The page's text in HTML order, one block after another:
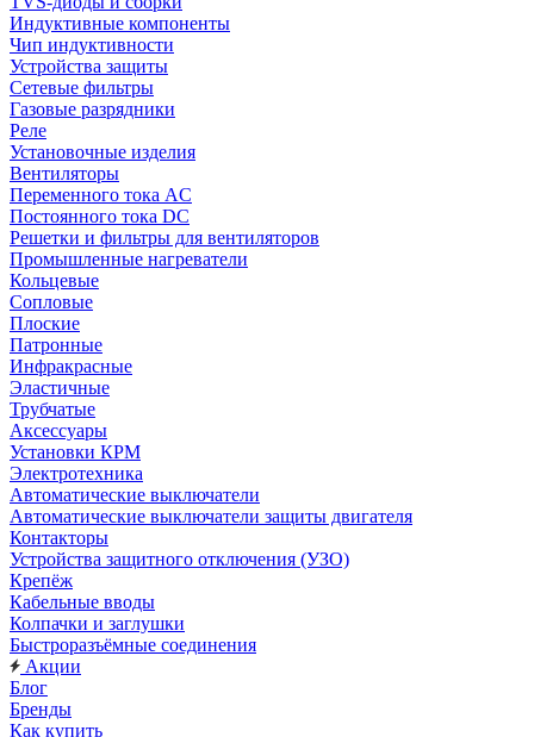
Индуктивные компоненты
Чип индуктивности
Устройства защиты
Сетевые фильтры
Газовые разрядники
Реле
Установочные изделия
Вентиляторы
Переменного тока AC
Постоянного тока DC
Решетки и фильтры для вентиляторов
Промышленные нагреватели
Кольцевые
Сопловые
Плоские
Патронные
Инфракрасные
Эластичные
Трубчатые
Аксессуары
Установки КРМ
Электротехника
Автоматические выключатели
Автоматические выключатели защиты двигателя
Контакторы
Устройства защитного отключения (УЗО)
Крепёж
Кабельные вводы
Колпачки и заглушки
Быстроразъёмные соединения
Акции
Блог
Бренды
Как купить